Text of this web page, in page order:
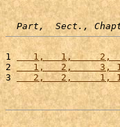
Part,  Sect.,
1
1,   1,     2,
2
1,   2,     3,
3
2,   2,     1,